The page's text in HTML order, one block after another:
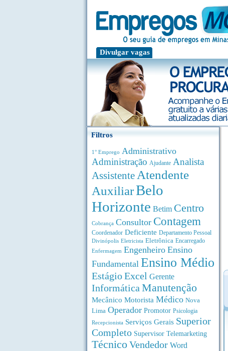
Divulgar vagas
Filtros
1° Emprego Administrativo
Administração Ajudante Analista
Assistente Atendente
AuxiliarBelo
Horizonte Betim Centro
Cobrança Consultor Contagem
Coordenador Deficiente Departamento Pessoal
Divinópolis Eletricista Eletrônica Encarregado
Enfermagem Engenheiro Ensino
Fundamental Ensino Médio
EstágioExcel Gerente
Informática Manutenção
Mecânico Motorista Médico Nova
Lima Operador Promotor Psicologia
Recepcionista Serviços Gerais Superior
Completo Supervisor Telemarketing
TécnicoVendedor Word